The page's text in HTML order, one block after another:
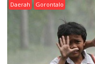
Daerah Gorontalo